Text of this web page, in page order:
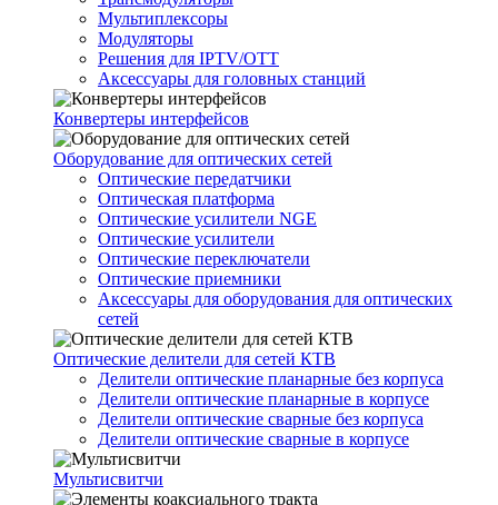
Мультиплексоры
Модуляторы
Решения для IPTV/OTT
Аксессуары для головных станций
Конвертеры интерфейсов
Оборудование для оптических сетей
Оптические передатчики
Оптическая платформа
Оптические усилители NGE
Оптические усилители
Оптические переключатели
Оптические приемники
Аксессуары для оборудования для оптических
сетей
Оптические делители для сетей КТВ
Делители оптические планарные без корпуса
Делители оптические планарные в корпусе
Делители оптические сварные без корпуса
Делители оптические сварные в корпусе
Мультисвитчи